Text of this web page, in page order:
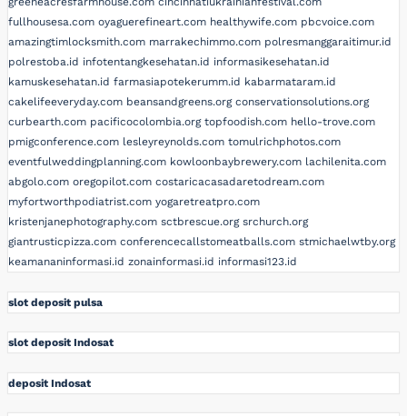
fullhousesa.com oyaguerefineart.com healthywife.com pbcvoice.com
amazingtimlocksmith.com marrakechimmo.com polresmanggaraitimur.id
polrestoba.id infotentangkesehatan.id informasikesehatan.id
kamuskesehatan.id farmasiapotekerumm.id kabarmataram.id
cakelifeeveryday.com beansandgreens.org conservationsolutions.org
curbearth.com pacificocolombia.org topfoodish.com hello-trove.com
pmigconference.com lesleyreynolds.com tomulrichphotos.com
eventfulweddingplanning.com kowloonbaybrewery.com lachilenita.com
abgolo.com oregopilot.com costaricacasadaretodream.com
myfortworthpodiatrist.com yogaretreatpro.com
kristenjanephotography.com sctbrescue.org srchurch.org
giantrusticpizza.com conferencecallstomeatballs.com stmichaelwtby.org
keamananinformasi.id zonainformasi.id informasi123.id
slot deposit pulsa
slot deposit Indosat
deposit Indosat